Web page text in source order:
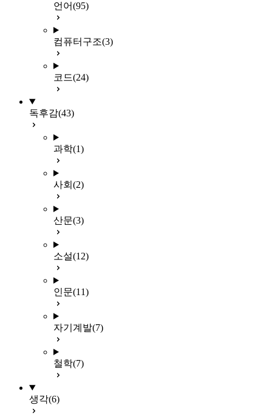
언어(95)
컴퓨터구조(3)
코드(24)
독후감(43)
과학(1)
사회 (2)
산문(3)
소설(12)
인문(11)
자기계발(7)
철학(7)
생각(6)